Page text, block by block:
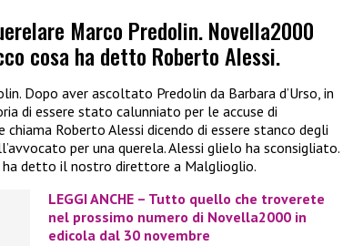
Marco Predolin. Novella2000
cosa ha detto Roberto Alessi.
Dopo aver ascoltato Predolin da Barbara d’Urso, in
di essere stato calunniato per le accuse di
Roberto Alessi dicendo di essere stanco degli
per una querela. Alessi glielo ha sconsigliato.
ha detto il nostro direttore a Malglioglio.
LEGGI ANCHE – Tutto quello che troverete
nel prossimo numero di Novella2000 in
edicola dal 30 novembre